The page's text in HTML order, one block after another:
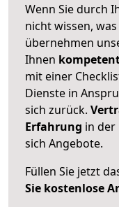
Wenn Sie durch
nicht wissen,
übernehmen
Ihnen
mit einer
Dienste in
sich zurück.
Erfahrung in der
sich Angebote.
Füllen Sie jetzt
Sie kostenlose